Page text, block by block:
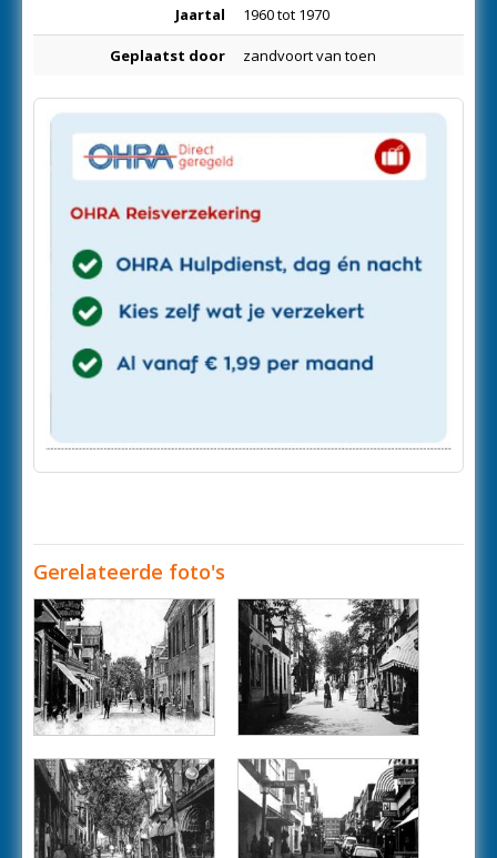
Jaartal 1960 tot 1970
Geplaatst door zandvoort van toen
Gerelateerde foto's